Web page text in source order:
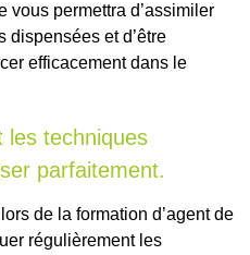
vous permettra d’assimiler
dispensées et d’être
efficacement dans le
les techniques
parfaitement.
de la formation d’agent de
régulièrement les